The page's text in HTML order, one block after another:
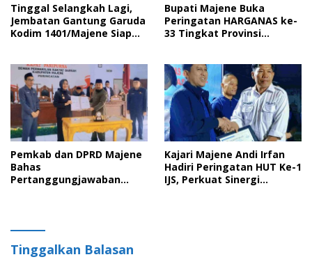
Tinggal Selangkah Lagi,
Jembatan Gantung Garuda
Kodim 1401/Majene Siap
Bupati Majene Buka
Peringatan HARGANAS ke-
33 Tingkat Provinsi
Keluarga
Pemkab dan DPRD Majene
Bahas
Pertanggungjawaban
Kajari Majene Andi Irfan
Hadiri Peringatan HUT Ke-1
IJS, Perkuat Sinergi
Tinggalkan Balasan